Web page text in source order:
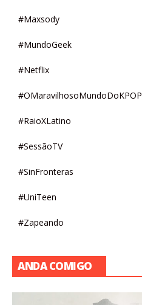
#Maxsody
#MundoGeek
#Netflix
#OMaravilhosoMundoDoKPOP
#RaioXLatino
#SessãoTV
#SinFronteras
#UniTeen
#Zapeando
ANDA COMIGO